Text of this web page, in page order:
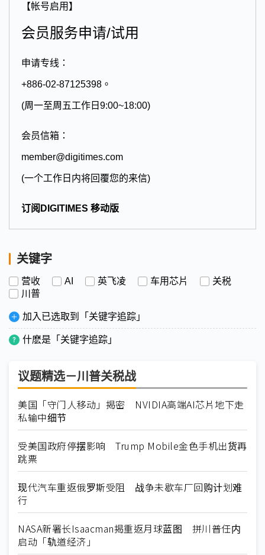
【帐号启用】
会员服务申请/试用
申请专线：
+886-02-87125398。
(周一至周五工作日9:00~18:00)
会员信箱：
member@digitimes.com
(一个工作日内将回覆您的来信)
订阅DIGITIMES 移动版
关键字
营收 AI 英飞凌 车用芯片
关税
川普
加入已选取到「关键字追踪」
什麽是「关键字追踪」
议题精选－川普关税战
美国「守门人移动」揭密 NVIDIA高端AI芯片地下走
私输中细节
受美国政府停摆影响 Trump Mobile金色手机出货再
跳票
现代汽车重返俄罗斯受阻 战争未歇车厂回购计划难
行
NASA新署长Isaacman揭重返月球蓝图 拼川普任内
启动「轨道经济」